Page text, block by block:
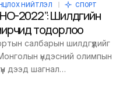
НИЙТЛЭЛ СПОРТ
2022”: Шилдгийн
тодорлоо
салбарын шилдгүүдийг
үндэсний олимпын
дээд шагнал…